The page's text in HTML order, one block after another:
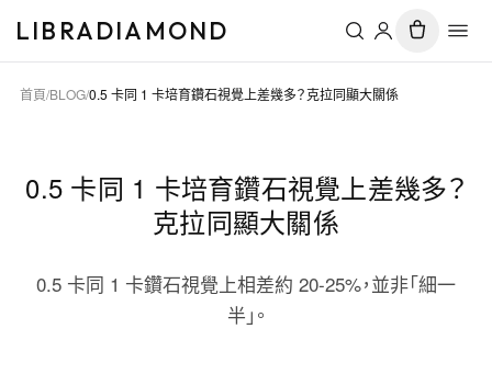
LIBRADIAMOND
首頁/BLOG/0.5 卡同 1 卡培育鑽石視覺上差幾多？克拉同顯大關係
0.5 卡同 1 卡培育鑽石視覺上差幾多？
克拉同顯大關係
0.5 卡同 1 卡鑽石視覺上相差約 20-25%，並非「細一
半」。